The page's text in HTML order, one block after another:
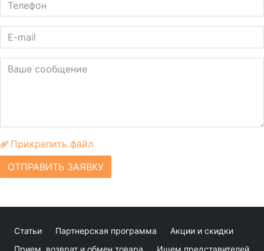
Прикрепить файл
ОТПРАВИТЬ ЗАЯВКУ
Статьи Партнерская программа
Акции и скидки
Прием, возврат и обмен товара
Ищем представителей